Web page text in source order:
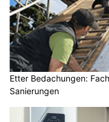
Etter Bedachungen:
Sanierungen